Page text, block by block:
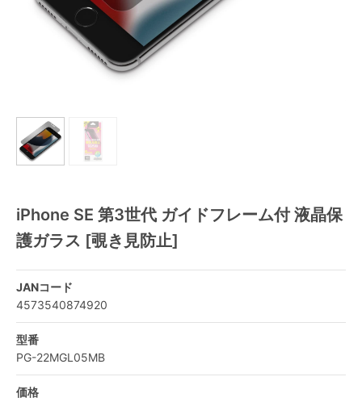
iPhone SE 第3世代 ガイドフレーム付 液晶保
護ガラス [覗き見防止]
JANコード
4573540874920
型番
PG-22MGL05MB
価格